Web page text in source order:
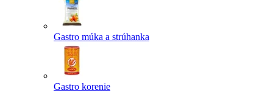
Gastro múka a strúhanka
Gastro korenie